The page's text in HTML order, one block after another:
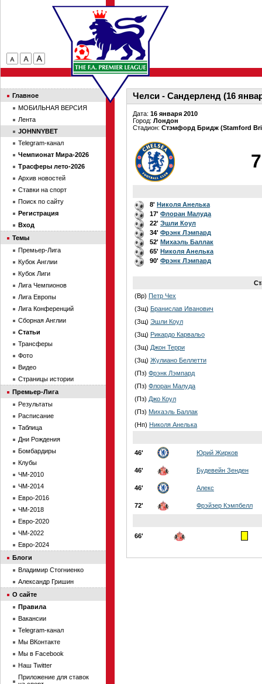
Челси - Сандерленд (16
Дата: 16 января 2010
Город: Лондон
Стадион: Стэмфорд Бридж (Stamford
8' Николя Анелька
17' Флоран Малуда
22' Эшли Коул
34' Фрэнк Лэмпард
52' Михаэль Баллак
65' Николя Анелька
90' Фрэнк Лэмпард
(Вр) Петр Чех
(Зщ) Бранислав Иванович
(Зщ) Эшли Коул
(Зщ) Рикардо Карвальо
(Зщ) Джон Терри
(Зщ) Жулиано Беллетти
(Пз) Фрэнк Лэмпард
(Пз) Флоран Малуда
(Пз) Джо Коул
(Пз) Михаэль Баллак
(Нп) Николя Анелька
46' Юрий Жирков
46' Будевейн Зенден
46' Алекс
72' Фрэйзер Кэмпбелл
66'
Главное
МОБИЛЬНАЯ ВЕРСИЯ
Лента
JOHNNYBET
Telegram-канал
Чемпионат Мира-2026
Трасферы лето-2026
Архив новостей
Ставки на спорт
Поиск по сайту
Регистрация
Вход
Темы
Премьер-Лига
Кубок Англии
Кубок Лиги
Лига Чемпионов
Лига Европы
Лига Конференций
Сборная Англии
Статьи
Трансферы
Фото
Видео
Страницы истории
Премьер-Лига
Результаты
Расписание
Таблица
Дни Рождения
Бомбардиры
Клубы
ЧМ-2010
ЧМ-2014
Евро-2016
ЧМ-2018
Евро-2020
ЧМ-2022
Евро-2024
Блоги
Владимир Стогниенко
Александр Гришин
О сайте
Правила
Вакансии
Telegram-канал
Мы ВКонтакте
Мы в Facebook
Наш Twitter
Приложение для ставок